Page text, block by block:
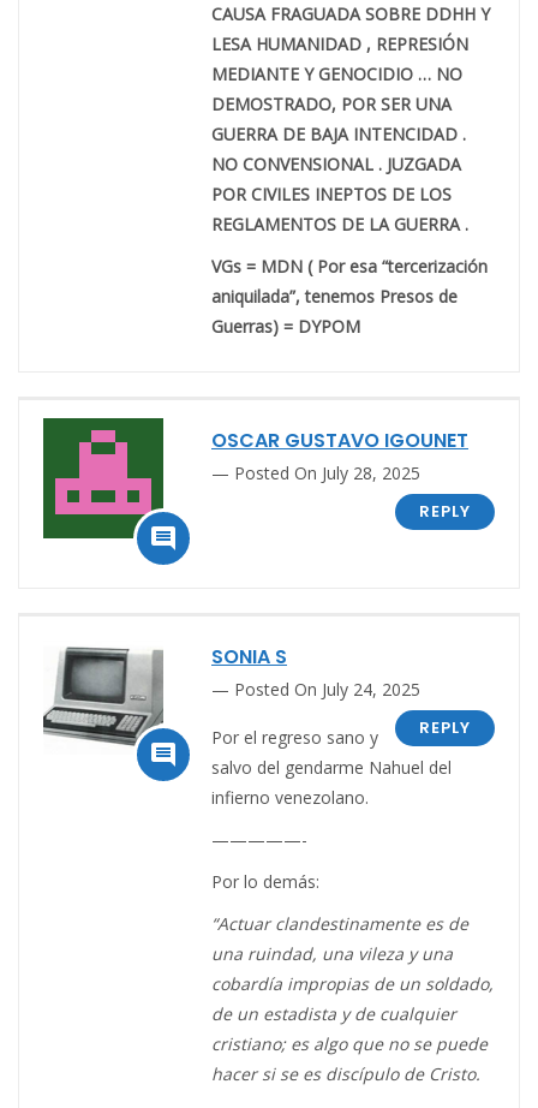
CAUSA FRAGUADA SOBRE DDHH Y
LESA HUMANIDAD , REPRESIÓN
MEDIANTE Y GENOCIDIO … NO
DEMOSTRADO, POR SER UNA
GUERRA DE BAJA INTENCIDAD .
NO CONVENSIONAL . JUZGADA
POR CIVILES INEPTOS DE LOS
REGLAMENTOS DE LA GUERRA .
VGs = MDN ( Por esa “tercerización
aniquilada”, tenemos Presos de
Guerras) = DYPOM

OSCAR GUSTAVO IGOUNET
Posted On July 28, 2025
REPLY

SONIA S
Posted On July 24, 2025
REPLY
Por el regreso sano y
salvo del gendarme Nahuel del
infierno venezolano.
—————-
Por lo demás:
“Actuar clandestinamente es de
una ruindad, una vileza y una
cobardía impropias de un soldado,
de un estadista y de cualquier
cristiano; es algo que no se puede
hacer si se es discípulo de Cristo.